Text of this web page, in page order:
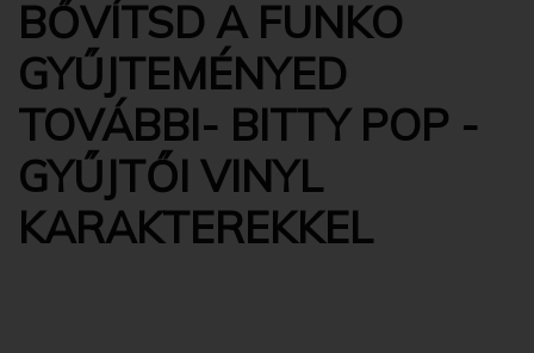
BŐVÍTSD A FUNKO
GYŰJTEMÉNYED
TOVÁBBI- BITTY POP -
GYŰJTŐI VINYL
KARAKTEREKKEL